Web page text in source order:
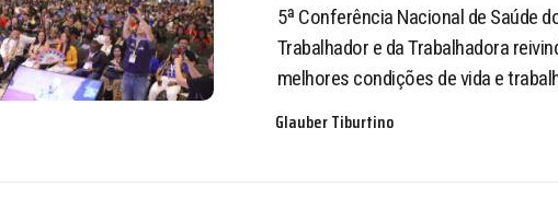
5ª Conferência Nacional de Saúde
Trabalhador e da Trabalhadora
melhores condições de vida e
Glauber Tiburtino